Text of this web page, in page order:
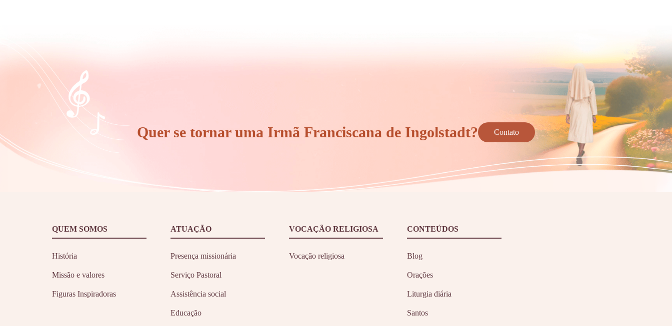
Quer se tornar uma Irmã Franciscana de Ingolstadt? Contato
QUEM SOMOS
História
Missão e valores
Figuras Inspiradoras
ATUAÇÃO
Presença missionária
Serviço Pastoral
Assistência social
Educação
VOCAÇÃO RELIGIOSA
Vocação religiosa
CONTEÚDOS
Blog
Orações
Liturgia diária
Santos